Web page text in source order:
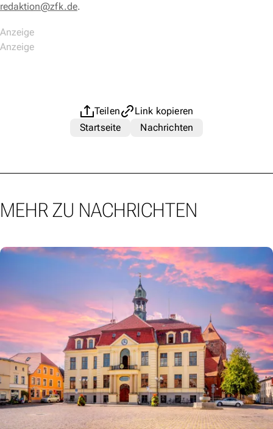
redaktion@zfk.de.
Teilen
Link kopieren
Startseite
Nachrichten
MEHR ZU NACHRICHTEN